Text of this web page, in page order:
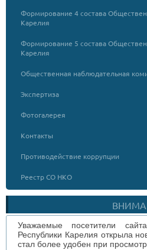
Формирование 4 состава
Карелия
Формирование 5 состава
Карелия
Общественная наблюдательная
Экспертиза
Фотогалерея
Контакты
Противодействие коррупции
Реестр СО НКО
Уважаемые посетители
Республики Карелия открыла
стал более удобен при